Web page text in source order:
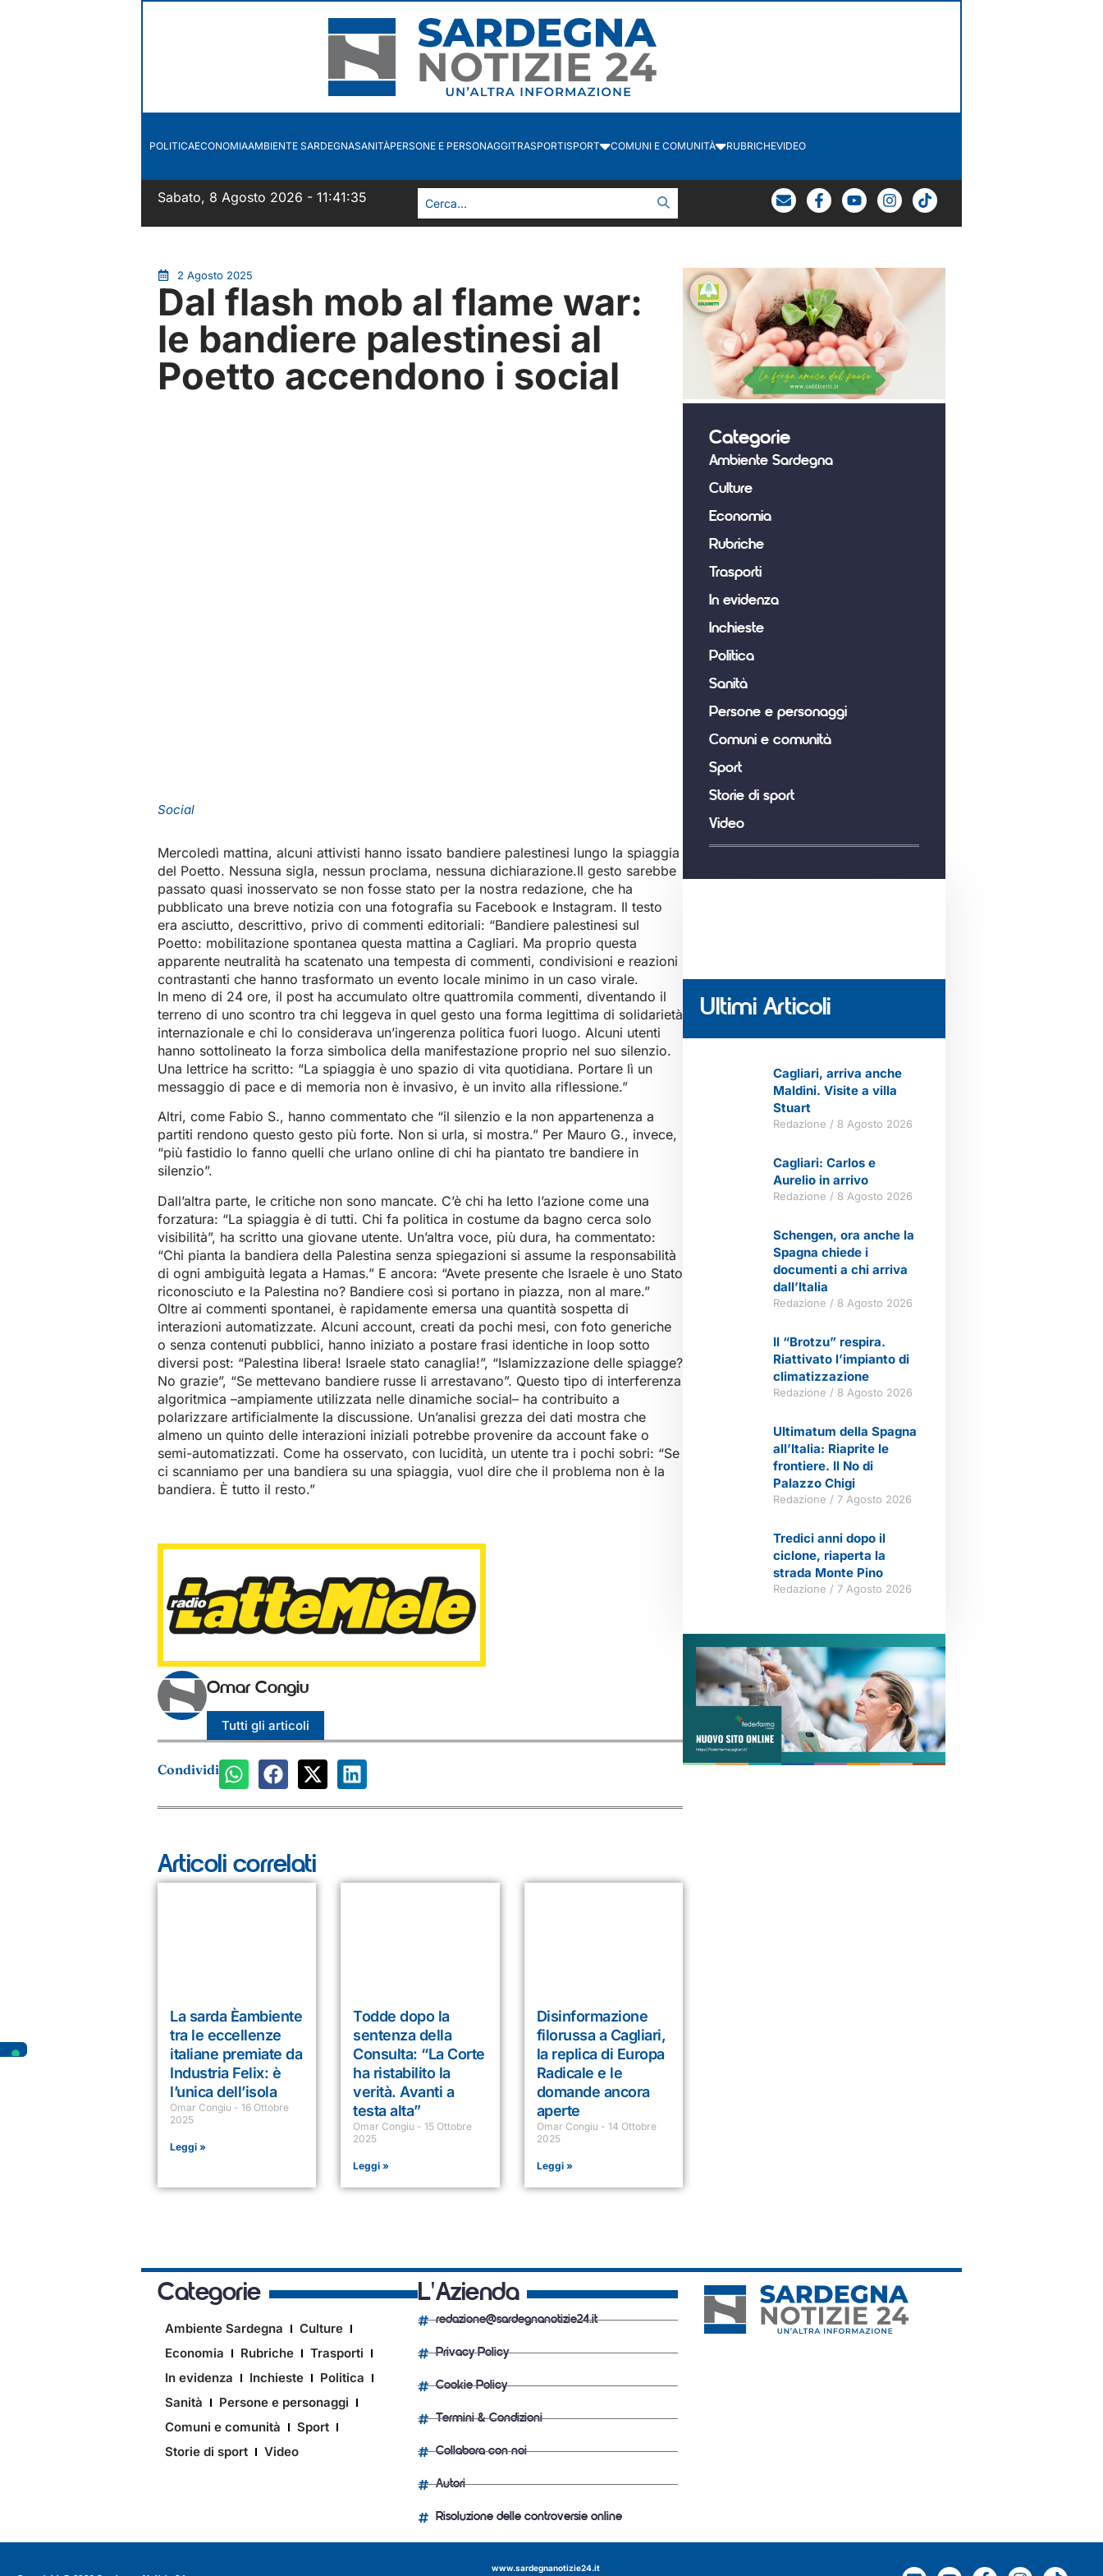
POLITICAECONOMIAAMBIENTE SARDEGNASANITÀPERSONE E PERSONAGGITRASPORTISPORT COMUNI E COMUNITÀ RUBRICHEVIDEO
Sabato, 8 Agosto 2026 - 11:41:35
2 Agosto 2025
Dal flash mob al flame war:
le bandiere palestinesi al
Poetto accendono i social
Social
Mercoledì mattina, alcuni attivisti hanno issato bandiere palestinesi lungo la spiaggia
del Poetto. Nessuna sigla, nessun proclama, nessuna dichiarazione.Il gesto sarebbe
passato quasi inosservato se non fosse stato per la nostra redazione, che ha
pubblicato una breve notizia con una fotografia su Facebook e Instagram. Il testo
era asciutto, descrittivo, privo di commenti editoriali: “Bandiere palestinesi sul
Poetto: mobilitazione spontanea questa mattina a Cagliari. Ma proprio questa
apparente neutralità ha scatenato una tempesta di commenti, condivisioni e reazioni
contrastanti che hanno trasformato un evento locale minimo in un caso virale.
In meno di 24 ore, il post ha accumulato oltre quattromila commenti, diventando il
terreno di uno scontro tra chi leggeva in quel gesto una forma legittima di solidarietà
internazionale e chi lo considerava un’ingerenza politica fuori luogo. Alcuni utenti
hanno sottolineato la forza simbolica della manifestazione proprio nel suo silenzio.
Una lettrice ha scritto: “La spiaggia è uno spazio di vita quotidiana. Portare lì un
messaggio di pace e di memoria non è invasivo, è un invito alla riflessione.”
Altri, come Fabio S., hanno commentato che “il silenzio e la non appartenenza a
partiti rendono questo gesto più forte. Non si urla, si mostra.” Per Mauro G., invece,
“più fastidio lo fanno quelli che urlano online di chi ha piantato tre bandiere in
silenzio”.
Dall’altra parte, le critiche non sono mancate. C’è chi ha letto l’azione come una
forzatura: “La spiaggia è di tutti. Chi fa politica in costume da bagno cerca solo
visibilità”, ha scritto una giovane utente. Un’altra voce, più dura, ha commentato:
“Chi pianta la bandiera della Palestina senza spiegazioni si assume la responsabilità
di ogni ambiguità legata a Hamas.” E ancora: “Avete presente che Israele è uno Stato
riconosciuto e la Palestina no? Bandiere così si portano in piazza, non al mare.”
Oltre ai commenti spontanei, è rapidamente emersa una quantità sospetta di
interazioni automatizzate. Alcuni account, creati da pochi mesi, con foto generiche
o senza contenuti pubblici, hanno iniziato a postare frasi identiche in loop sotto
diversi post: “Palestina libera! Israele stato canaglia!”, “Islamizzazione delle spiagge?
No grazie”, “Se mettevano bandiere russe li arrestavano”. Questo tipo di interferenza
algoritmica –ampiamente utilizzata nelle dinamiche social– ha contribuito a
polarizzare artificialmente la discussione. Un’analisi grezza dei dati mostra che
almeno un quinto delle interazioni iniziali potrebbe provenire da account fake o
semi-automatizzati. Come ha osservato, con lucidità, un utente tra i pochi sobri: “Se
ci scanniamo per una bandiera su una spiaggia, vuol dire che il problema non è la
bandiera. È tutto il resto.”
Omar Congiu
Tutti gli articoli
Condividi
Articoli correlati
La sarda Èambiente
tra le eccellenze
italiane premiate da
Industria Felix: è
l’unica dell’isola
Omar Congiu
16 Ottobre
2025
Leggi »
Todde dopo la
sentenza della
Consulta: “La Corte
ha ristabilito la
verità. Avanti a
testa alta”
Omar Congiu
15 Ottobre
2025
Leggi »
Disinformazione
filorussa a Cagliari,
la replica di Europa
Radicale e le
domande ancora
aperte
Omar Congiu
14 Ottobre
2025
Leggi »
Categorie
Ambiente Sardegna
Culture
Economia
Rubriche
Trasporti
In evidenza
Inchieste
Politica
Sanità
Persone e personaggi
Comuni e comunità
Sport
Storie di sport
Video
Ultimi Articoli
Cagliari, arriva anche
Maldini. Visite a villa
Stuart
Redazione 8 Agosto 2026
Cagliari: Carlos e
Aurelio in arrivo
Redazione 8 Agosto 2026
Schengen, ora anche la
Spagna chiede i
documenti a chi arriva
dall’Italia
Redazione 8 Agosto 2026
Il “Brotzu” respira.
Riattivato l’impianto di
climatizzazione
Redazione 8 Agosto 2026
Ultimatum della Spagna
all’Italia: Riaprite le
frontiere. Il No di
Palazzo Chigi
Redazione 7 Agosto 2026
Tredici anni dopo il
ciclone, riaperta la
strada Monte Pino
Redazione 7 Agosto 2026
Categorie
Ambiente Sardegna
Culture
Economia
Rubriche
Trasporti
In evidenza
Inchieste
Politica
Sanità
Persone e personaggi
Comuni e comunità
Sport
Storie di sport
Video
L'Azienda
redazione@sardegnanotizie24.it
Privacy Policy
Cookie Policy
Termini & Condizioni
Collabora con noi
Autori
Risoluzione delle controversie online
www.sardegnanotizie24.it